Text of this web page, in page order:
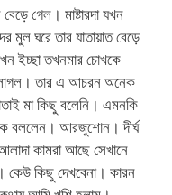
গেল। মাষ্টারদা যখন
মুল ঘরে তার যাতায়াত বেড়ে
ইচ্ছা তখনমার চোখকে
লাগল। তার এ আচরন অনেক
মা কিছু বলেনি। এমনকি
বললেন। আরজুশোন। দীর্ঘ
আলাদা কামরা আছে সেখানে
কেউ কিছু দেখবেনা। কারন